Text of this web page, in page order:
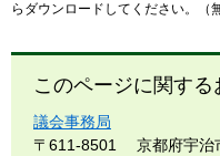
らダウンロードしてください。（
このページに関す
議会事務局
〒611-8501
京都府宇治